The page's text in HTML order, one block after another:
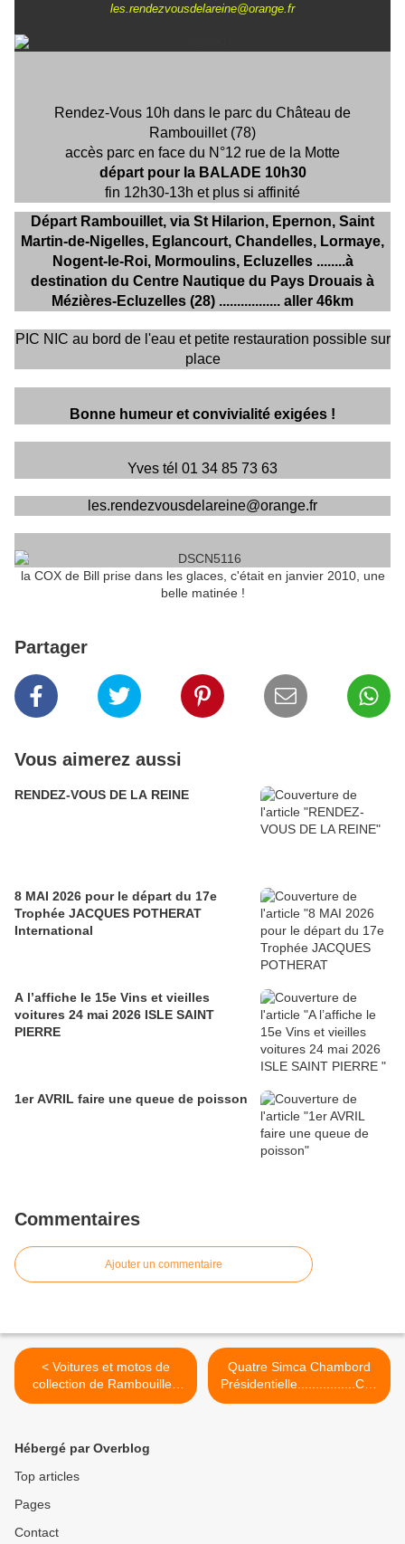
les.rendezvousdelareine@orange.fr
Rendez-Vous 10h dans le parc du Château de
Rambouillet (78)
accès parc en face du N°12 rue de la Motte
départ pour la BALADE 10h30
fin 12h30-13h et plus si affinité
Départ Rambouillet, via St Hilarion, Epernon, Saint
Martin-de-Nigelles, Eglancourt, Chandelles, Lormaye,
Nogent-le-Roi, Mormoulins, Ecluzelles ........à
destination du Centre Nautique du Pays Drouais à
Mézières-Ecluzelles (28) ................. aller 46km
PIC NIC au bord de l'eau et petite restauration possible sur
place
Bonne humeur et convivialité exigées !
Yves tél 01 34 85 73 63
les.rendezvousdelareine@orange.fr
la COX de Bill prise dans les glaces, c'était en janvier 2010, une
belle matinée !
Partager
Vous aimerez aussi
RENDEZ-VOUS DE LA REINE
8 MAI 2026 pour le départ du 17e
Trophée JACQUES POTHERAT
International
A l’affiche le 15e Vins et vieilles
voitures 24 mai 2026 ISLE SAINT
PIERRE
1er AVRIL faire une queue de poisson
Commentaires
Ajouter un commentaire
< Voitures et motos de
collection de Rambouillet,
ça roule le 15 août 2010
Quatre Simca Chambord
Présidentielle................Cab
riolet ! >
Hébergé par Overblog
Top articles
Pages
Contact